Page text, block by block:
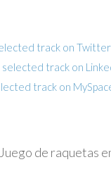
Juego de raquetas